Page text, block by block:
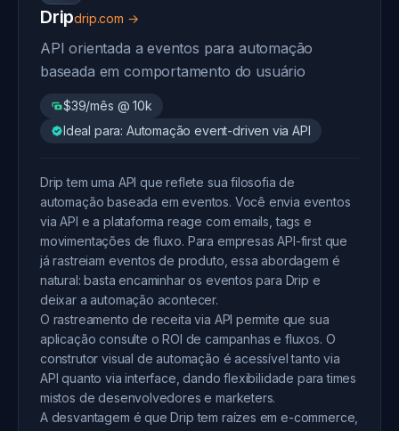
Dripdrip.com →
API orientada a eventos para automação
baseada em comportamento do usuário
$39/mês @ 10k
Ideal para: Automação event-driven via API
Drip tem uma API que reflete sua filosofia de
automação baseada em eventos. Você envia eventos
via API e a plataforma reage com emails, tags e
movimentações de fluxo. Para empresas API-first que
já rastreiam eventos de produto, essa abordagem é
natural: basta encaminhar os eventos para Drip e
deixar a automação acontecer.
O rastreamento de receita via API permite que sua
aplicação consulte o ROI de campanhas e fluxos. O
construtor visual de automação é acessível tanto via
API quanto via interface, dando flexibilidade para times
mistos de desenvolvedores e marketers.
A desvantagem é que Drip tem raízes em e-commerce,